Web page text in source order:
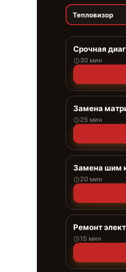
Тепловизор
Срочная
30 мин
Замена
25 мин
Замена шим
20 мин
Ремонт
15 мин